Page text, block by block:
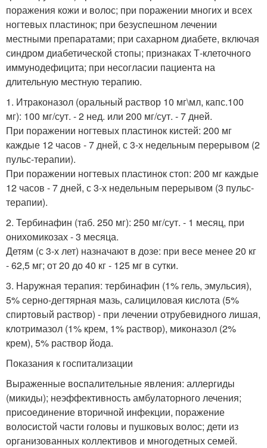
поражения кожи и волос; при поражении многих и всех
ногтевых пластинок; при безуспешном лечении
местными препаратами; при сахарном диабете, включая
синдром диабетической стопы; признаках Т-клеточного
иммунодефицита; при несогласии пациента на
длительную местную терапию.
1. Итраконазол (оральный раствор 10 мг\мл, капс.100
мг): 100 мг/сут. - 2 нед. или 200 мг/сут. - 7 дней.
При поражении ногтевых пластинок кистей: 200 мг
каждые 12 часов - 7 дней, с 3-х недельным перерывом (2
пульс-терапии).
При поражении ногтевых пластинок стоп: 200 мг каждые
12 часов - 7 дней, с 3-х недельным перерывом (3 пульс-
терапии).
2. Тербинафин (таб. 250 мг): 250 мг/сут. - 1 месяц, при
онихомикозах - 3 месяца.
Детям (с 3-х лет) назначают в дозе: при весе менее 20 кг
- 62,5 мг; от 20 до 40 кг - 125 мг в сутки.
3. Наружная терапия: тербинафин (1% гель, эмульсия),
5% серно-дегтярная мазь, салициловая кислота (5%
спиртовый раствор) - при лечении отрубевидного лишая,
клотримазол (1% крем, 1% раствор), миконазол (2%
крем), 5% раствор йода.
Показания к госпитализации
Выраженные воспалительные явления: аллергиды
(микиды); неэффективность амбулаторного лечения;
присоединение вторичной инфекции, поражение
волосистой части головы и пушковых волос; дети из
организованных коллективов и многодетных семей.